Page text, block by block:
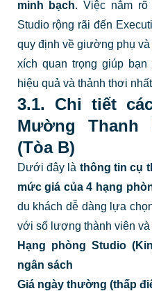
minh bạch. Việc nắm
Studio rộng rãi đến
quy định về giường phụ
xích quan trọng giúp
hiệu quả và thảnh thơi
3.1. Chi tiết
Mường Thanh
(Tòa B)
Dưới đây là thông tin cụ
mức giá của 4 hạng
du khách dễ dàng lựa
với số lượng thành viên và
Hạng phòng Studio
ngân sách
Giá ngày thường (thấp